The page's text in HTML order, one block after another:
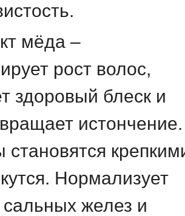
мёда –
рост волос,
здоровый блеск и
истончение.
становятся
Нормализует
сальных желез и